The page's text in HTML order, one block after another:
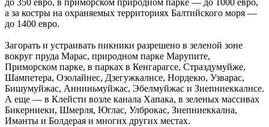
до 350 евро, в приморском природном парке — до 1000 евро,
а за костры на охраняемых территориях Балтийского моря —
до 1400 евро.
Загорать и устраивать пикники разрешено в зеленой зоне
вокруг пруда Марас, природном парке Марупите,
Приморском парке, в парках в Кенгарагсе, Страздумуйже,
Шампетера, Озолайнес, Дзегужкалнсе, Нордекю, Узварас,
Бишумуйжас, Анниньмуйжас, Эбелмуйжас и Зиепниеккалнсе.
А еще — в Клейсти возле канала Хапака, в зеленых массивах
Бикерниеки, Шмерля, Юглас, Улброкас, Зиепниеккална,
Иманты и Болдерая и многих других местах.